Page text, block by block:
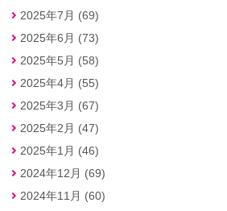
2025年7月 (69)
2025年6月 (73)
2025年5月 (58)
2025年4月 (55)
2025年3月 (67)
2025年2月 (47)
2025年1月 (46)
2024年12月 (69)
2024年11月 (60)